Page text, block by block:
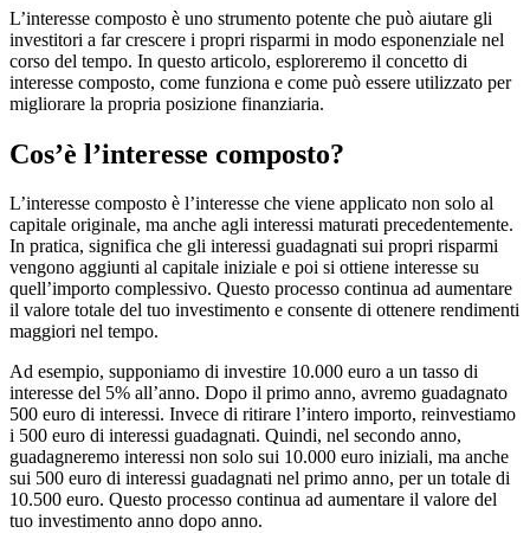
L’interesse composto è uno strumento potente che può aiutare gli
investitori a far crescere i propri risparmi in modo esponenziale nel
corso del tempo. In questo articolo, esploreremo il concetto di
interesse composto, come funziona e come può essere utilizzato per
migliorare la propria posizione finanziaria.
Cos’è l’interesse composto?
L’interesse composto è l’interesse che viene applicato non solo al
capitale originale, ma anche agli interessi maturati precedentemente.
In pratica, significa che gli interessi guadagnati sui propri risparmi
vengono aggiunti al capitale iniziale e poi si ottiene interesse su
quell’importo complessivo. Questo processo continua ad aumentare
il valore totale del tuo investimento e consente di ottenere rendimenti
maggiori nel tempo.
Ad esempio, supponiamo di investire 10.000 euro a un tasso di
interesse del 5% all’anno. Dopo il primo anno, avremo guadagnato
500 euro di interessi. Invece di ritirare l’intero importo, reinvestiamo
i 500 euro di interessi guadagnati. Quindi, nel secondo anno,
guadagneremo interessi non solo sui 10.000 euro iniziali, ma anche
sui 500 euro di interessi guadagnati nel primo anno, per un totale di
10.500 euro. Questo processo continua ad aumentare il valore del
tuo investimento anno dopo anno.